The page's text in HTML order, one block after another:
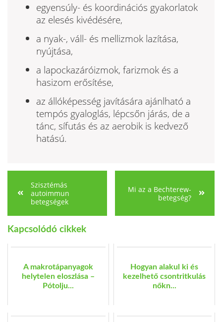
egyensúly- és koordinációs gyakorlatok
az elesés kivédésére,
a nyak-, váll- és mellizmok lazítása,
nyújtása,
a lapockazáróizmok, farizmok és a
hasizom erősítése,
az állóképesség javítására ajánlható a
tempós gyaloglás, lépcsőn já­rás, de a
tánc, sífutás és az aerobik is kedvező
hatású.
Szisztémás
autoimmun
betegségek
Mi az a Bechterew-
betegség?
Kapcsolódó cikkek
A makrotápanyagok
helytelen eloszlása –
Pótolju...
Hogyan alakul ki és
kezelhető csontritkulás
nőkn...